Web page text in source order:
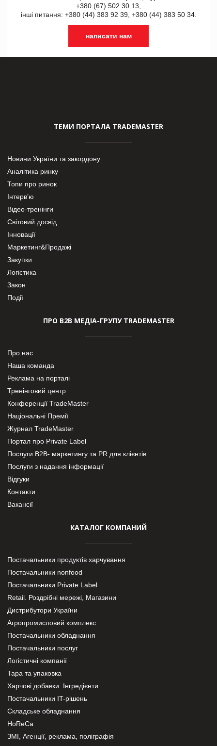
+380 (67) 502 30 13,
інші питання: +380 (44) 383 92 39, +380 (44) 383 50 34.
написати нам
ТЕМИ ПОРТАЛА TRADEMASTER
Новини України та закордону
Аналітика ринку
Топи про ринок
Інтерв’ю
Відео-тренінги
Світовий досвід
Інновації
Маркетинг&Продажі
Закупки
Логістика
Закон
Події
ПРО В2В МЕДІА-ГРУПУ TRADEMASTER
Про нас
Наша команда
Реклама на порталі
Тренінговий центр
Конференції TradeMaster
Національні Премії
Журнал TradeMaster
Портал про Private Label
Послуги В2В- маркетингу та PR для клієнтів
Послуги з надання інформації
Відгуки
Контакти
Вакансії
КАТАЛОГ КОМПАНИЙ
Постачальники продуктів харчування
Постачальники nonfood
Постачальники Private Label
Retail. Роздрібні мережі, Магазини
Дистрибутори України
Агропромисловий комплекс
Постачальники обладнання
Постачальники послуг
Логістичні компанії
Тара та упаковка
Харчові добавки. Інгредієнти.
Постачальники IT-рішень
Складське обладнання
HoReCa
ЗМІ, Агенції, реклама, поліграфія